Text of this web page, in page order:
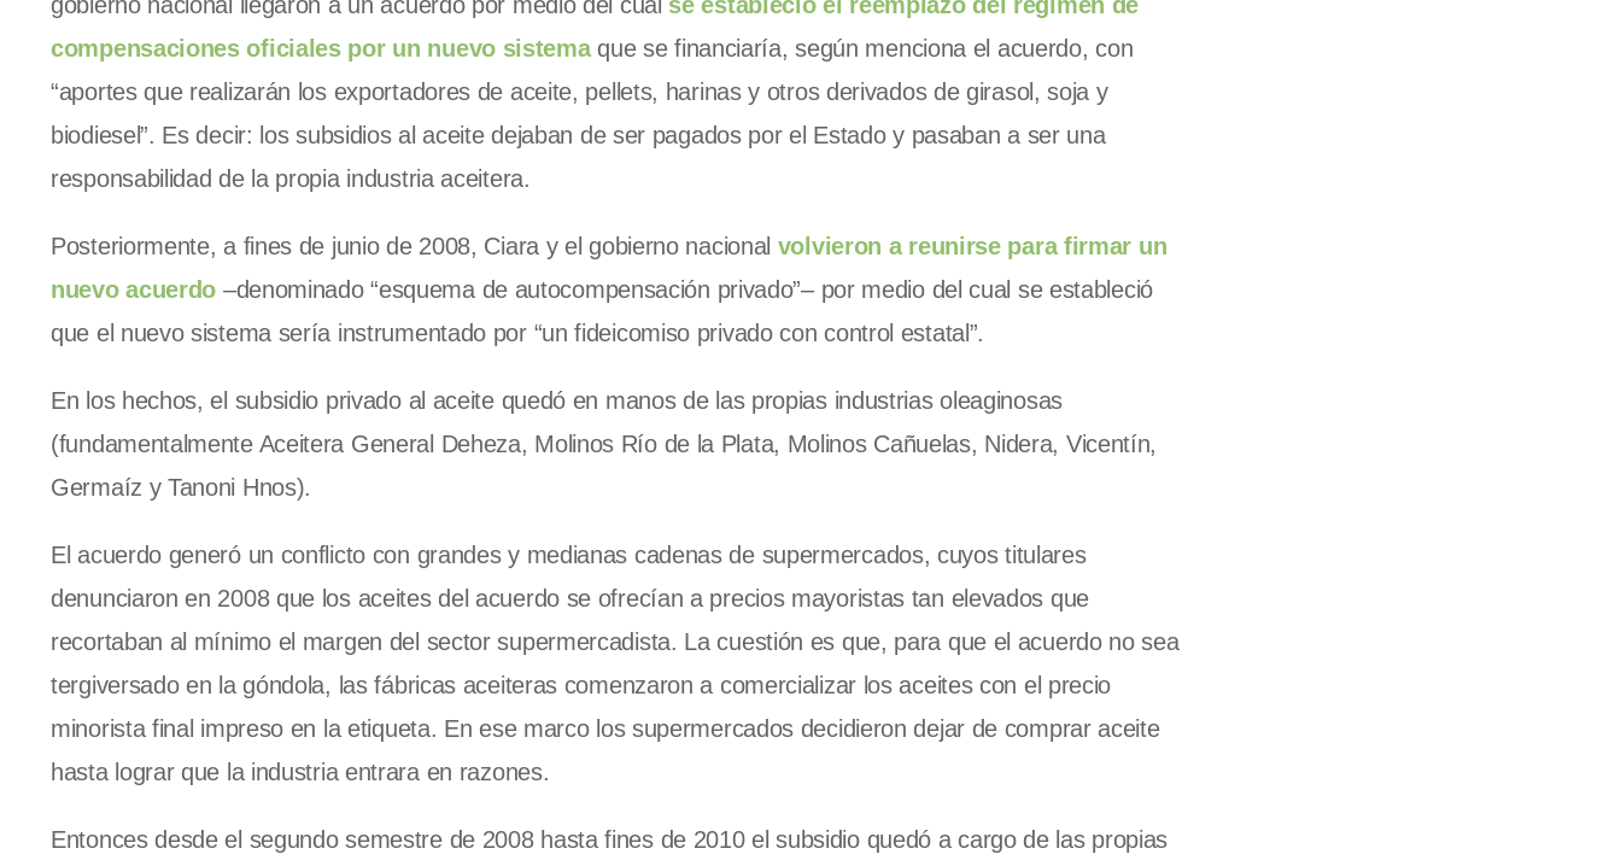
compensaciones oficiales por un nuevo sistemaque se financiaría, según menciona el acuerdo, con
“aportes que realizarán los exportadores de aceite, pellets, harinas y otros derivados de girasol, soja y
biodiesel”. Es decir: los subsidios al aceite dejaban de ser pagados por el Estado y pasaban a ser una
responsabilidad de la propia industria aceitera.
Posteriormente, a fines de junio de 2008, Ciara y el gobierno nacional volvieron a reunirse para firmar un
nuevo acuerdo –denominado “esquema de autocompensación privado”– por medio del cual se estableció
que el nuevo sistema sería instrumentado por “un fideicomiso privado con control estatal”.
En los hechos, el subsidio privado al aceite quedó en manos de las propias industrias oleaginosas
(fundamentalmente Aceitera General Deheza, Molinos Río de la Plata, Molinos Cañuelas, Nidera, Vicentín,
Germaíz y Tanoni Hnos).
El acuerdo generó un conflicto con grandes y medianas cadenas de supermercados, cuyos titulares
denunciaron en 2008 que los aceites del acuerdo se ofrecían a precios mayoristas tan elevados que
recortaban al mínimo el margen del sector supermercadista. La cuestión es que, para que el acuerdo no sea
tergiversado en la góndola, las fábricas aceiteras comenzaron a comercializar los aceites con el precio
minorista final impreso en la etiqueta. En ese marco los supermercados decidieron dejar de comprar aceite
hasta lograr que la industria entrara en razones.
Entonces desde el segundo semestre de 2008 hasta fines de 2010 el subsidio quedó a cargo de las propias